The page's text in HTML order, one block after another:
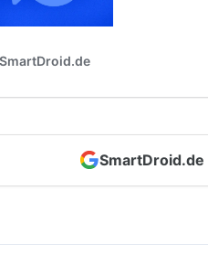
SmartDroid.de